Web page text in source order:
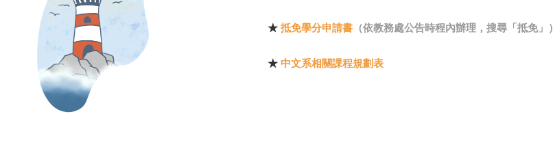
★抵免學分申請書 （依教務處公告時程內辦理，搜尋「抵免」）
★中文系相關課程規劃表